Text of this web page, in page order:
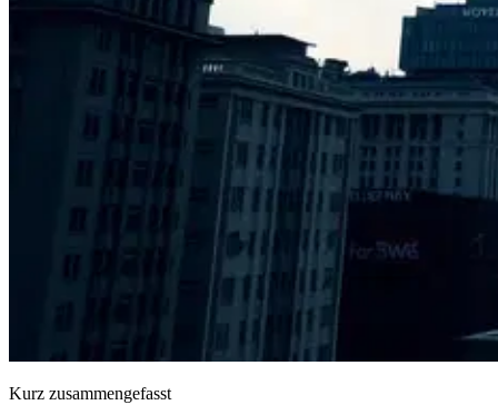
Kurz zusammengefasst